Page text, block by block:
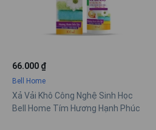
66.000 ₫
Bell Home
Xả Vải Khô Công Nghệ Sinh Học
Bell Home Tím Hương Hạnh Phúc